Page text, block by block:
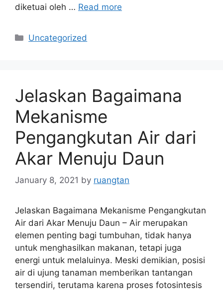
diketuai oleh … Read more
Categories
Uncategorized
Jelaskan Bagaimana
Mekanisme
Pengangkutan Air dari
Akar Menuju Daun
January 8, 2021 by ruangtan
Jelaskan Bagaimana Mekanisme Pengangkutan
Air dari Akar Menuju Daun – Air merupakan
elemen penting bagi tumbuhan, tidak hanya
untuk menghasilkan makanan, tetapi juga
energi untuk melaluinya. Meski demikian, posisi
air di ujung tanaman memberikan tantangan
tersendiri, terutama karena proses fotosintesis